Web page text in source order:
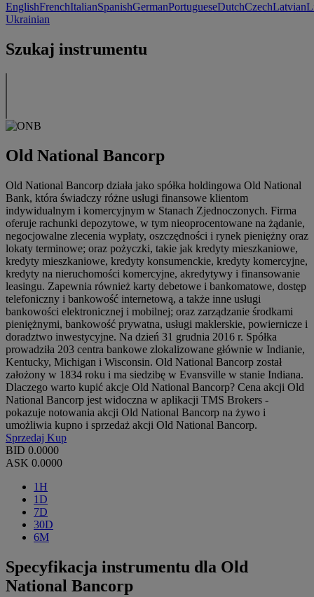
EnglishFrenchItalianSpanishGermanPortugueseDutchCzechLatvian
Ukrainian
Szukaj instrumentu
Old National Bancorp
Old National Bancorp działa jako spółka holdingowa Old National
Bank, która świadczy różne usługi finansowe klientom
indywidualnym i komercyjnym w Stanach Zjednoczonych. Firma
oferuje rachunki depozytowe, w tym nieoprocentowane na żądanie,
negocjowalne zlecenia wypłaty, oszczędności i rynek pieniężny oraz
lokaty terminowe; oraz pożyczki, takie jak kredyty mieszkaniowe,
kredyty mieszkaniowe, kredyty konsumenckie, kredyty komercyjne,
kredyty na nieruchomości komercyjne, akredytywy i finansowanie
leasingu. Zapewnia również karty debetowe i bankomatowe, dostęp
telefoniczny i bankowość internetową, a także inne usługi
bankowości elektronicznej i mobilnej; oraz zarządzanie środkami
pieniężnymi, bankowość prywatna, usługi maklerskie, powiernicze i
doradztwo inwestycyjne. Na dzień 31 grudnia 2016 r. Spółka
prowadziła 203 centra bankowe zlokalizowane głównie w Indianie,
Kentucky, Michigan i Wisconsin. Old National Bancorp został
założony w 1834 roku i ma siedzibę w Evansville w stanie Indiana.
Dlaczego warto kupić akcje Old National Bancorp? Cena akcji Old
National Bancorp jest widoczna w aplikacji TMS Brokers -
pokazuje notowania akcji Old National Bancorp na żywo i
umożliwia kupno i sprzedaż akcji Old National Bancorp.
Sprzedaj Kup
BID 0.0000
ASK 0.0000
1H
1D
7D
30D
6M
Specyfikacja instrumentu dla Old
National Bancorp